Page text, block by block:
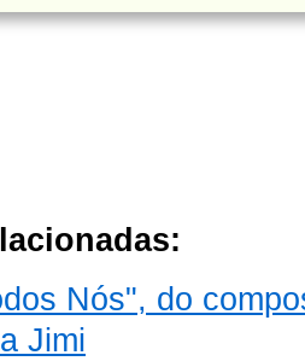
Nós", do
Jimi